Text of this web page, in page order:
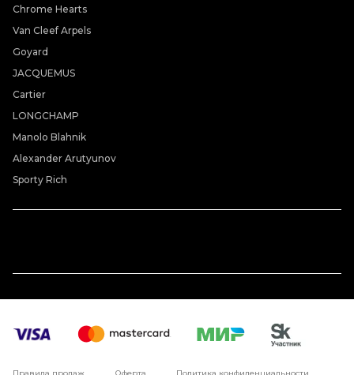
Chrome Hearts
Van Cleef Arpels
Goyard
JACQUEMUS
Cartier
LONGCHAMP
Manolo Blahnik
Alexander Arutyunov
Sporty Rich